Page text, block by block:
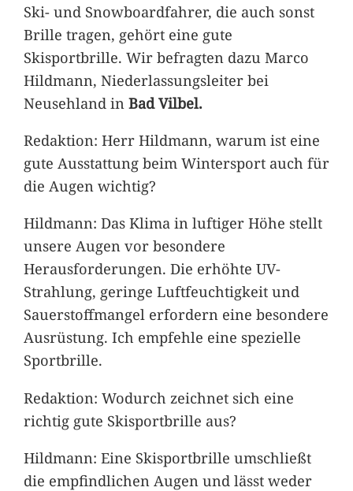
Ski- und Snowboardfahrer, die auch sonst
Brille tragen, gehört eine gute
Skisportbrille. Wir befragten dazu Marco
Hildmann, Niederlassungsleiter bei
Neusehland in Bad Vilbel.
Redaktion: Herr Hildmann, warum ist eine
gute Ausstattung beim Wintersport auch für
die Augen wichtig?
Hildmann: Das Klima in luftiger Höhe stellt
unsere Augen vor besondere
Herausforderungen. Die erhöhte UV-
Strahlung, geringe Luftfeuchtigkeit und
Sauerstoffmangel erfordern eine besondere
Ausrüstung. Ich empfehle eine spezielle
Sportbrille.
Redaktion: Wodurch zeichnet sich eine
richtig gute Skisportbrille aus?
Hildmann: Eine Skisportbrille umschließt
die empfindlichen Augen und lässt weder